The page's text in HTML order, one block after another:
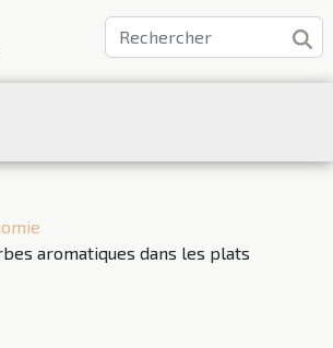
aromatiques dans les plats